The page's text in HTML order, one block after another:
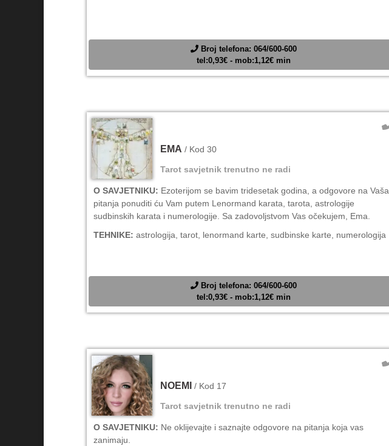
Broj telefona: 064/600-600
tel:0,93€ - mob:1,12€ min
EMA / Kod 30
Tarot savjetnik trenutno ne radi
O SAVJETNIKU: Ezoterijom se bavim tridesetak godina, a odgovore na Vaša
pitanja ponuditi ću Vam putem Lenormand karata, tarota, astrologije
sudbinskih karata i numerologije. Sa zadovoljstvom Vas očekujem, Ema.
TEHNIKE: astrologija, tarot, lenormand karte, sudbinske karte, numerologija
Broj telefona: 064/600-600
tel:0,93€ - mob:1,12€ min
NOEMI / Kod 17
Tarot savjetnik trenutno ne radi
O SAVJETNIKU: Ne oklijevajte i saznajte odgovore na pitanja koja vas
zanimaju.